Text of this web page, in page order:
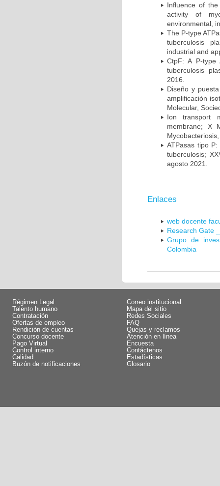
Influence of the
activity of
environmental,
The P-type
tuberculosis
industrial and
CtpF: A P-type
tuberculosis
2016.
Diseño y
amplificación
Molecular,
Ion transport
membrane; X
ATPasas tipo
tuberculosis;
agosto 2021.
Enlaces
web docente
Research Gate
Grupo de
Colombia
Régimen Legal
Talento humano
Contratación
Ofertas de empleo
Rendición de cuentas
Concurso docente
Pago Virtual
Control interno
Calidad
Buzón de notificaciones
Correo institucional
Mapa del sitio
Redes Sociales
FAQ
Quejas y reclamos
Atención en línea
Encuesta
Contáctenos
Estadísticas
Glosario